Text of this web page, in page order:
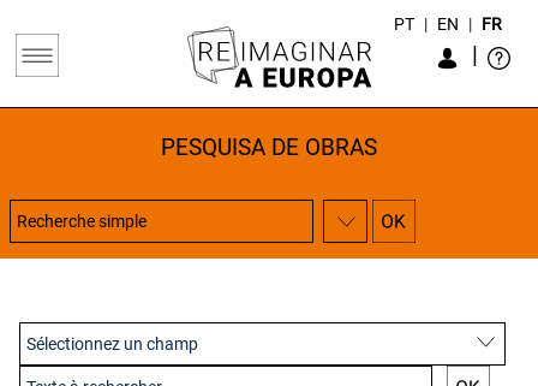
|
PT | EN | FR
PESQUISA DE OBRAS